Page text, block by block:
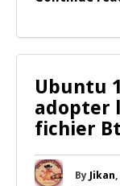
Ubuntu
adopter
fichier
By Jikan